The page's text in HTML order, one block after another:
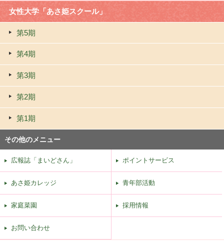
女性大学「あさ姫スクール」
第5期
第4期
第3期
第2期
第1期
その他のメニュー
広報誌「まいどさん」 ポイントサービス
あさ姫カレッジ 青年部活動
家庭菜園 採用情報
お問い合わせ